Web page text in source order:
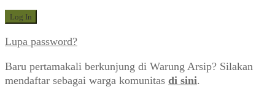
Lupa password?
Baru pertamakali berkunjung di Warung Arsip? Silakan
mendaftar sebagai warga komunitas di sini.